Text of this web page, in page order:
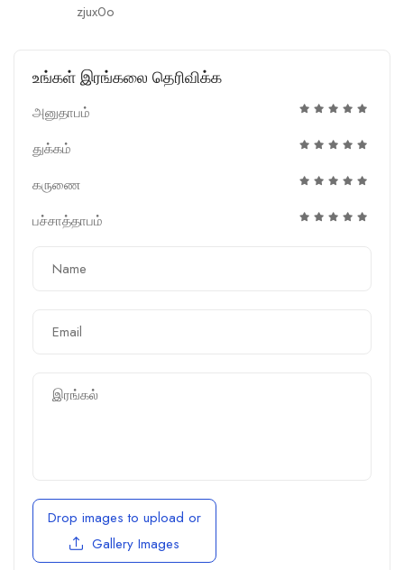
zjux0o
உங்கள் இரங்கலை தெரிவிக்க
அனுதாபம்
துக்கம்
கருணை
பச்சாத்தாபம்
Drop images to upload or
Gallery Images